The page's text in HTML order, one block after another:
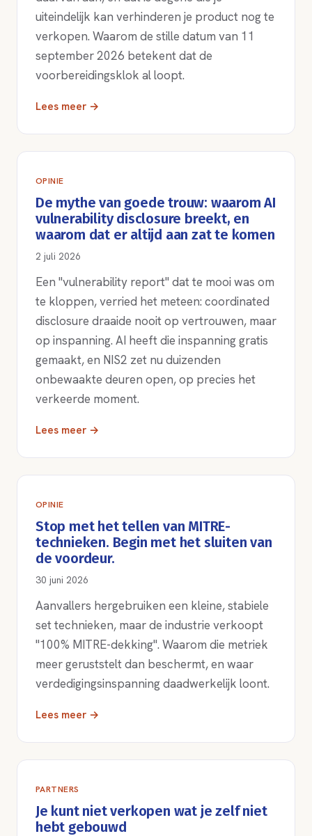
uiteindelijk kan verhinderen je product nog te
verkopen. Waarom de stille datum van 11
september 2026 betekent dat de
voorbereidingsklok al loopt.
Lees meer →
OPINIE
De mythe van goede trouw: waarom AI
vulnerability disclosure breekt, en
waarom dat er altijd aan zat te komen
2 juli 2026
Een "vulnerability report" dat te mooi was om
te kloppen, verried het meteen: coordinated
disclosure draaide nooit op vertrouwen, maar
op inspanning. AI heeft die inspanning gratis
gemaakt, en NIS2 zet nu duizenden
onbewaakte deuren open, op precies het
verkeerde moment.
Lees meer →
OPINIE
Stop met het tellen van MITRE-
technieken. Begin met het sluiten van
de voordeur.
30 juni 2026
Aanvallers hergebruiken een kleine, stabiele
set technieken, maar de industrie verkoopt
"100% MITRE-dekking". Waarom die metriek
meer geruststelt dan beschermt, en waar
verdedigingsinspanning daadwerkelijk loont.
Lees meer →
PARTNERS
Je kunt niet verkopen wat je zelf niet
hebt gebouwd